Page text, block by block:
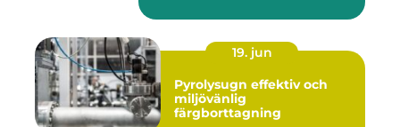
19. jun
Pyrolysugn effektiv och
miljövänlig
färgborttagning